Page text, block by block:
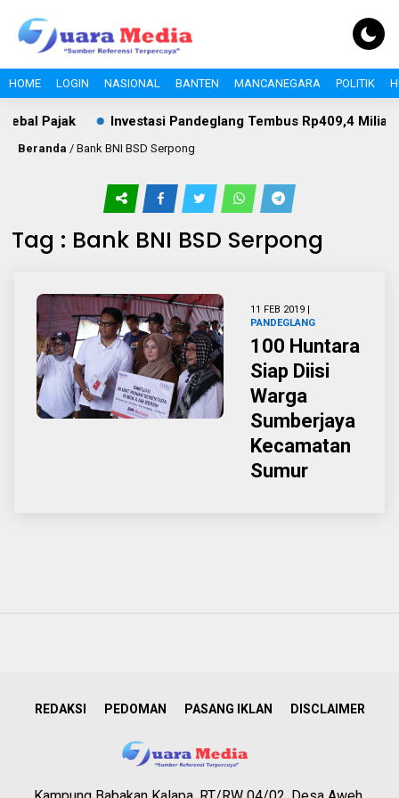
HOME LOGIN NASIONAL BANTEN MANCANEGARA POLITIK
Pajak Investasi Pandeglang Tembus Rp409,4 Miliar,
Beranda / Bank BNI BSD Serpong
Tag : Bank BNI BSD Serpong
11 FEB 2019 |
PANDEGLANG
100 Huntara
Siap Diisi
Warga
Sumberjaya
Kecamatan
Sumur
REDAKSI PEDOMAN PASANG IKLAN DISCLAIMER